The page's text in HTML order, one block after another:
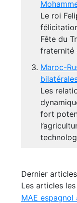
Le roi
Fête du
fraternité
Maroc-
Les
fort
Dernier articles
Les articles
MAE